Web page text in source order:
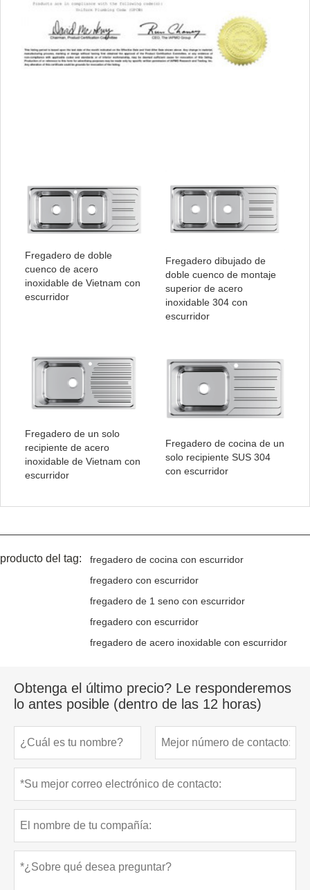
Fregadero de doble
cuenco de acero
inoxidable de Vietnam con
escurridor
Fregadero dibujado de
doble cuenco de montaje
superior de acero
inoxidable 304 con
escurridor
Fregadero de un solo
recipiente de acero
inoxidable de Vietnam con
escurridor
Fregadero de cocina de un
solo recipiente SUS 304
con escurridor
producto del tag:
fregadero de cocina con escurridor
fregadero con escurridor
fregadero de 1 seno con escurridor
fregadero con escurridor
fregadero de acero inoxidable con escurridor
Obtenga el último precio? Le responderemos
lo antes posible (dentro de las 12 horas)